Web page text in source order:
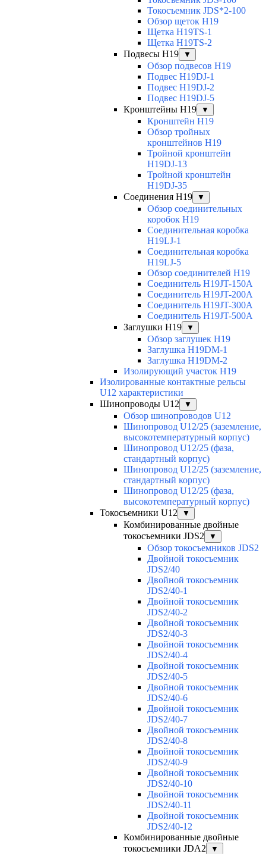
Токосъемник JDS*2-100
Обзор щеток H19
Щетка H19TS-1
Щетка H19TS-2
Подвесы H19
▼
Обзор подвесов H19
Подвес H19DJ-1
Подвес H19DJ-2
Подвес H19DJ-5
Кронштейны H19
▼
Кронштейн H19
Обзор тройных
кронштейнов H19
Тройной кронштейн
H19DJ-13
Тройной кронштейн
H19DJ-35
Соединения H19
▼
Обзор соединительных
коробок H19
Соединительная коробка
H19LJ-1
Соединительная коробка
H19LJ-5
Обзор соединителей H19
Соединитель H19JT-150A
Соединитель H19JT-200A
Соединитель H19JT-300A
Соединитель H19JT-500A
Заглушки H19
▼
Обзор заглушек H19
Заглушка H19DM-1
Заглушка H19DM-2
Изолирующий участок H19
Изолированные контактные рельсы
U12 характеристики
Шинопроводы U12
▼
Обзор шинопроводов U12
Шинопровод U12/25 (заземление,
высокотемпературный корпус)
Шинопровод U12/25 (фаза,
стандартный корпус)
Шинопровод U12/25 (заземление,
стандартный корпус)
Шинопровод U12/25 (фаза,
высокотемпературный корпус)
Токосъемники U12
▼
Комбинированные двойные
токосъемники JDS2
▼
Обзор токосъемников JDS2
Двойной токосъемник
JDS2/40
Двойной токосъемник
JDS2/40-1
Двойной токосъемник
JDS2/40-2
Двойной токосъемник
JDS2/40-3
Двойной токосъемник
JDS2/40-4
Двойной токосъемник
JDS2/40-5
Двойной токосъемник
JDS2/40-6
Двойной токосъемник
JDS2/40-7
Двойной токосъемник
JDS2/40-8
Двойной токосъемник
JDS2/40-9
Двойной токосъемник
JDS2/40-10
Двойной токосъемник
JDS2/40-11
Двойной токосъемник
JDS2/40-12
Комбинированные двойные
токосъемники JDA2
▼